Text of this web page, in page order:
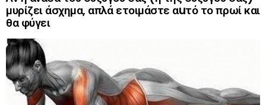
μυρίζει άσχημα, απλά ετοιμάστε αuτό το πρωί και
θα φύγει